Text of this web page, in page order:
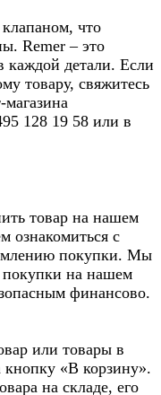
что
Remer – это
каждой детали. Если
товару, свяжитесь
128 19 58 или в
товар на нашем
ознакомиться с
покупки. Мы
покупки на нашем
финансово.
или товары в
кнопку «В корзину».
на складе, его